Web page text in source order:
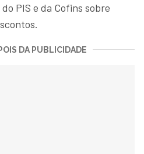
PIS e da Cofins sobre
DA PUBLICIDADE